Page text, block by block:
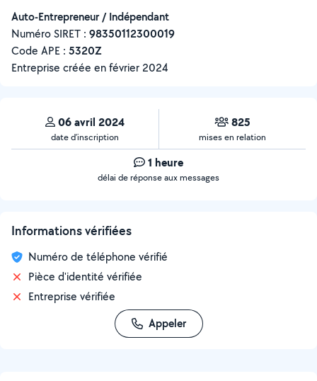
Auto-Entrepreneur / Indépendant
Numéro SIRET : ‍98350112300019
Code APE : 5320Z
Entreprise créée enfévrier 2024
06 avril 2024
date d’inscription
825
mises en relation
1 heure
délai de réponse aux messages
Informations vérifiées
Numéro de téléphone vérifié
Pièce d'identité vérifiée
Entreprise vérifiée
Appeler